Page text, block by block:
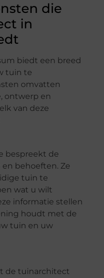
die
in
biedt een breed
tuin te
omvatten
ontwerp en
van deze
bespreekt de
behoeften. Ze
tuin te
wat u wilt
informatie stellen
houdt met de
tuin en uw
de tuinarchitect